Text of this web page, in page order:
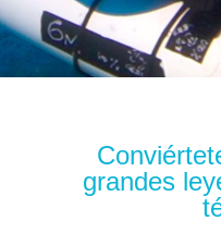
grandes